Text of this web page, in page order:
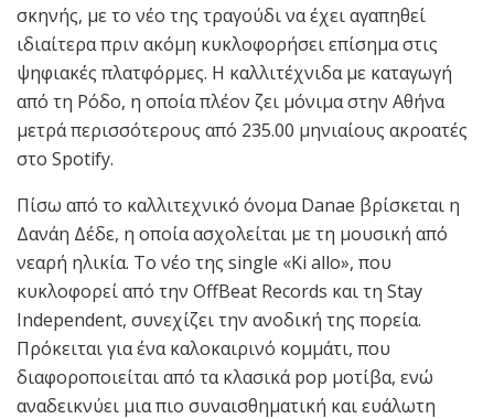
σκηνής, με το νέο της τραγούδι να έχει αγαπηθεί
ιδιαίτερα πριν ακόμη κυκλοφορήσει επίσημα στις
ψηφιακές πλατφόρμες. Η καλλιτέχνιδα με καταγωγή
από τη Ρόδο, η οποία πλέον ζει μόνιμα στην Αθήνα
μετρά περισσότερους από 235.00 μηνιαίους ακροατές
στο Spotify.
Πίσω από το καλλιτεχνικό όνομα Danae βρίσκεται η
Δανάη Δέδε, η οποία ασχολείται με τη μουσική από
νεαρή ηλικία. Το νέο της single «Ki allo», που
κυκλοφορεί από την OffBeat Records και τη Stay
Independent, συνεχίζει την ανοδική της πορεία.
Πρόκειται για ένα καλοκαιρινό κομμάτι, που
διαφοροποιείται από τα κλασικά pop μοτίβα, ενώ
αναδεικνύει μια πιο συναισθηματική και ευάλωτη